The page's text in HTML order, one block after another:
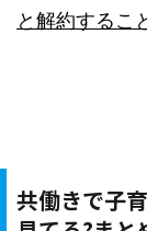
と解約するこ
共働きで子